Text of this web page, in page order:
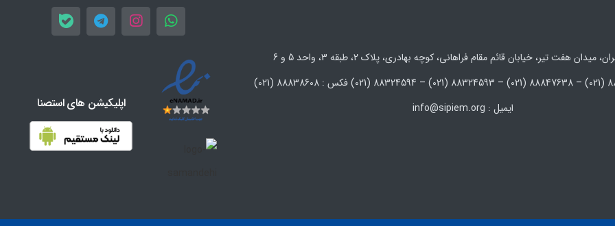
میدان هفت تیر، خیابان قائم مقام فراهانی، کوچه بهادری، پلاک 2، طبقه 3، واحد 5 و 6
ایمیل : info@sipiem.org اپلیکیشن های استصنا